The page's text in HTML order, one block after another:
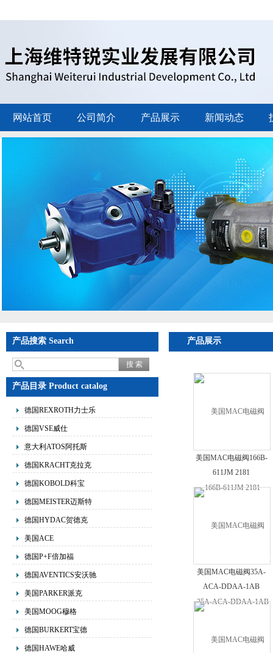
网站首页 公司简介 产品展示 新闻动态
产品搜索 Search
产品目录 Product catalog
德国REXROTH力士乐
德国VSE威仕
意大利ATOS阿托斯
德国KRACHT克拉克
德国KOBOLD科宝
德国MEISTER迈斯特
德国HYDAC贺德克
美国ACE
德国P+F倍加福
德国AVENTICS安沃驰
美国PARKER派克
美国MOOG穆格
德国BURKERT宝德
德国HAWE哈威
产品展示
美国MAC电磁阀166B-
611JM 2181
美国MAC电磁阀35A-
ACA-DDAA-1AB